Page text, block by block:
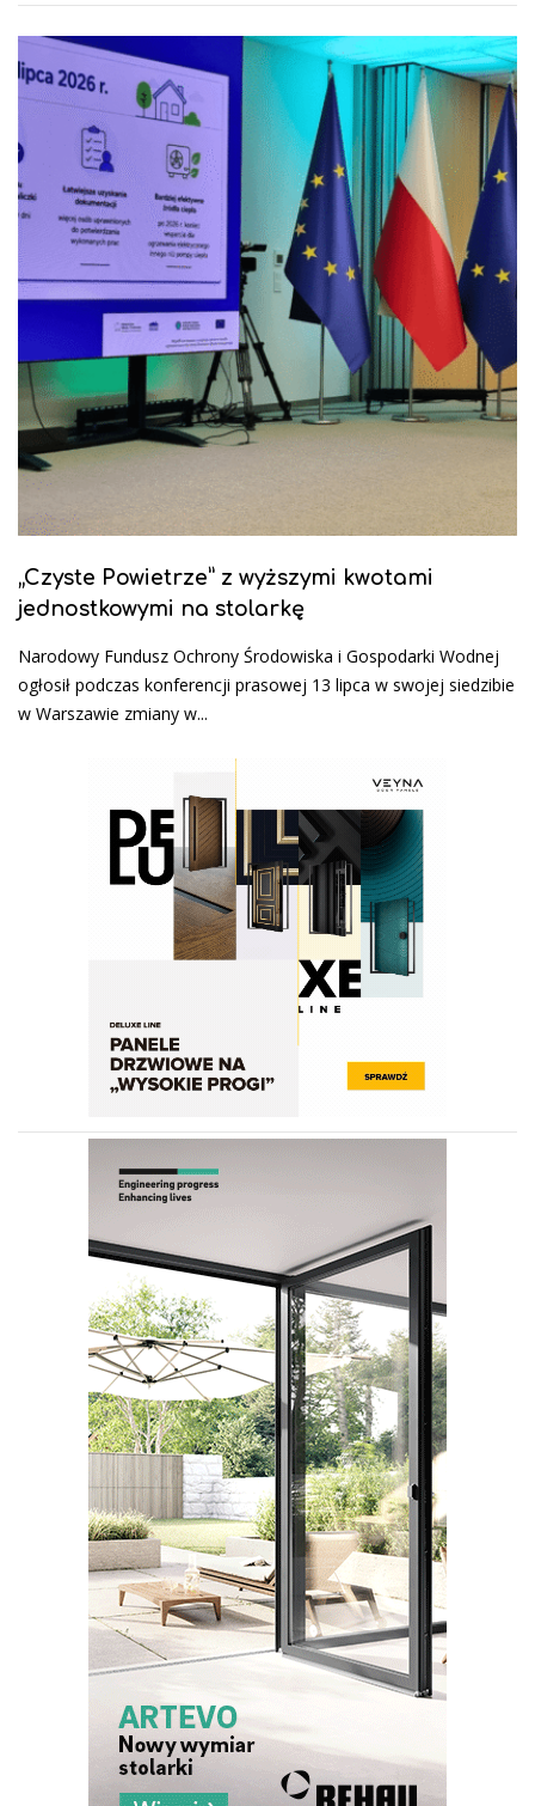
„Czyste Powietrze” z wyższymi kwotami
jednostkowymi na stolarkę
Narodowy Fundusz Ochrony Środowiska i Gospodarki Wodnej
ogłosił podczas konferencji prasowej 13 lipca w swojej siedzibie
w Warszawie zmiany w...